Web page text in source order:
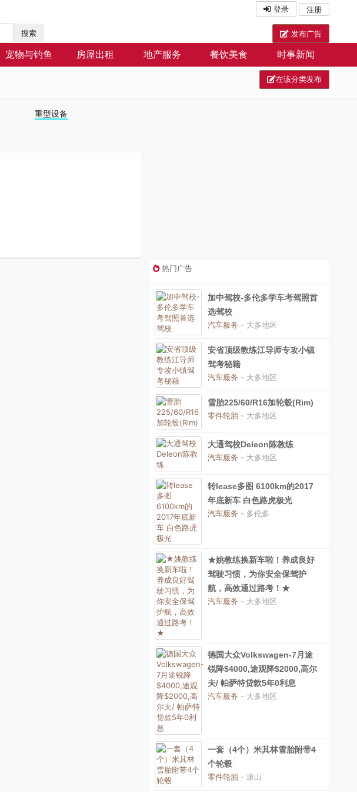
搜索
登录 注册
发布广告
宠物与钓鱼 房屋出租 地产服务 餐饮美食 时事新闻
在该分类发布
重型设备
热门广告
加中驾校-多伦多学车考驾照首
选驾校
汽车服务 - 大多地区
安省顶级教练江导师专攻小镇
驾考秘籍
汽车服务 - 大多地区
雪胎225/60/R16加轮毂(Rim)
零件轮胎 - 大多地区
大通驾校Deleon陈教练
汽车服务 - 大多地区
转lease多图 6100km的2017
年底新车 白色路虎极光
汽车服务 - 多伦多
★姚教练换新车啦！养成良好
驾驶习惯，为你安全保驾护
航，高效通过路考！★
汽车服务 - 大多地区
德国大众Volkswagen-7月途
锐降$4000,途观降$2000,高尔
夫/ 帕萨特贷款5年0利息
汽车服务 - 大多地区
一套（4个）米其林雪胎附带4
个轮毂
零件轮胎 - 康山